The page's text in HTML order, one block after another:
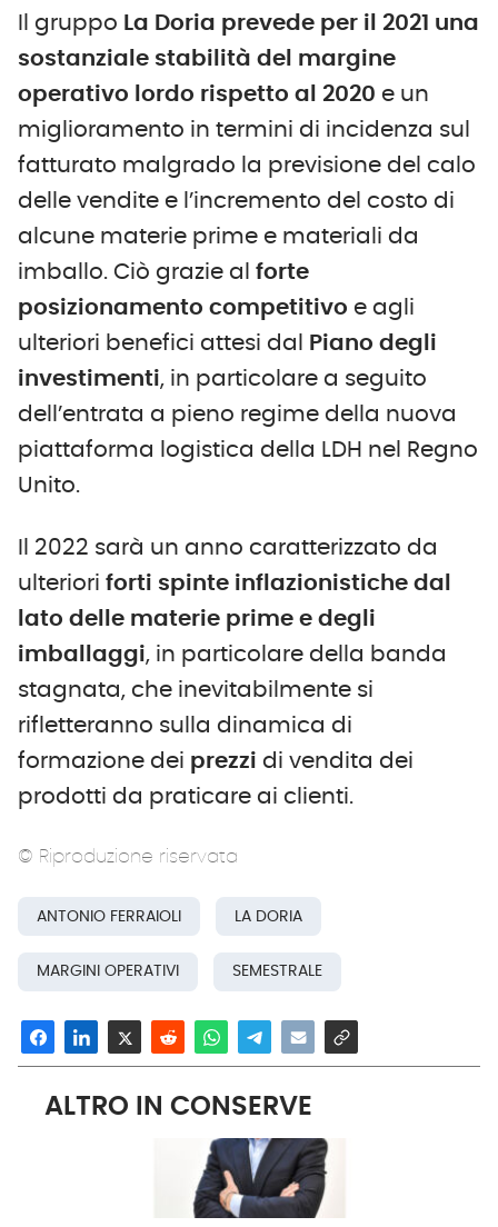
Il gruppo La Doria prevede per il 2021 una
sostanziale stabilità del margine
operativo lordo rispetto al 2020 e un
miglioramento in termini di incidenza sul
fatturato malgrado la previsione del calo
delle vendite e l’incremento del costo di
alcune materie prime e materiali da
imballo. Ciò grazie al forte
posizionamento competitivo e agli
ulteriori benefici attesi dal
Piano degli
investimenti, in particolare a seguito
dell’entrata a pieno regime della nuova
piattaforma logistica della LDH nel Regno
Unito.
Il 2022 sarà un anno caratterizzato da
ulteriori forti spinte inflazionistiche dal
lato delle materie prime e degli
imballaggi, in particolare della banda
stagnata, che inevitabilmente si
rifletteranno sulla dinamica di
formazione dei prezzi di vendita dei
prodotti da praticare ai clienti.
© Riproduzione riservata
ANTONIO FERRAIOLI LA DORIA
MARGINI OPERATIVI SEMESTRALE
ALTRO IN CONSERVE